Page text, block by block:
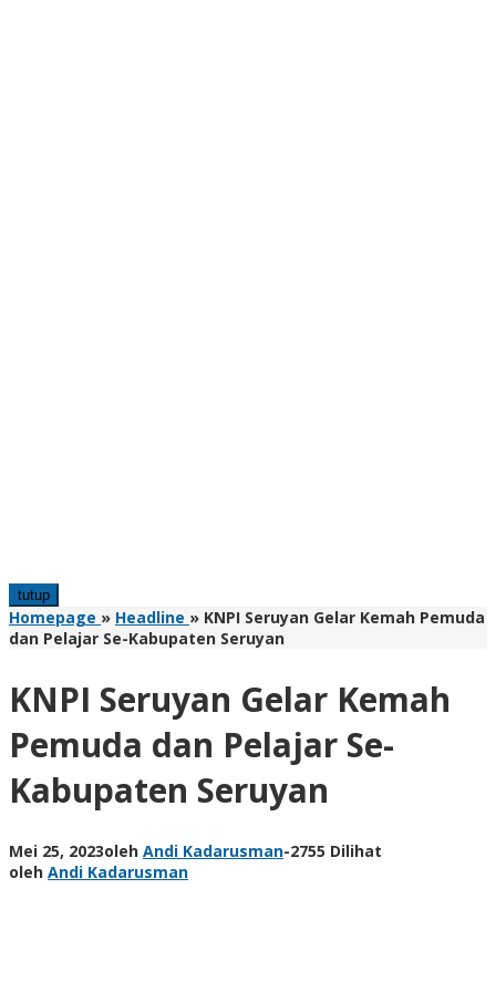
tutup
Homepage » Headline » KNPI Seruyan Gelar Kemah Pemuda
dan Pelajar Se-Kabupaten Seruyan
KNPI Seruyan Gelar Kemah
Pemuda dan Pelajar Se-
Kabupaten Seruyan
Mei 25, 2023oleh Andi Kadarusman-2755 Dilihat
oleh Andi Kadarusman